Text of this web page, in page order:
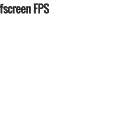
FPS